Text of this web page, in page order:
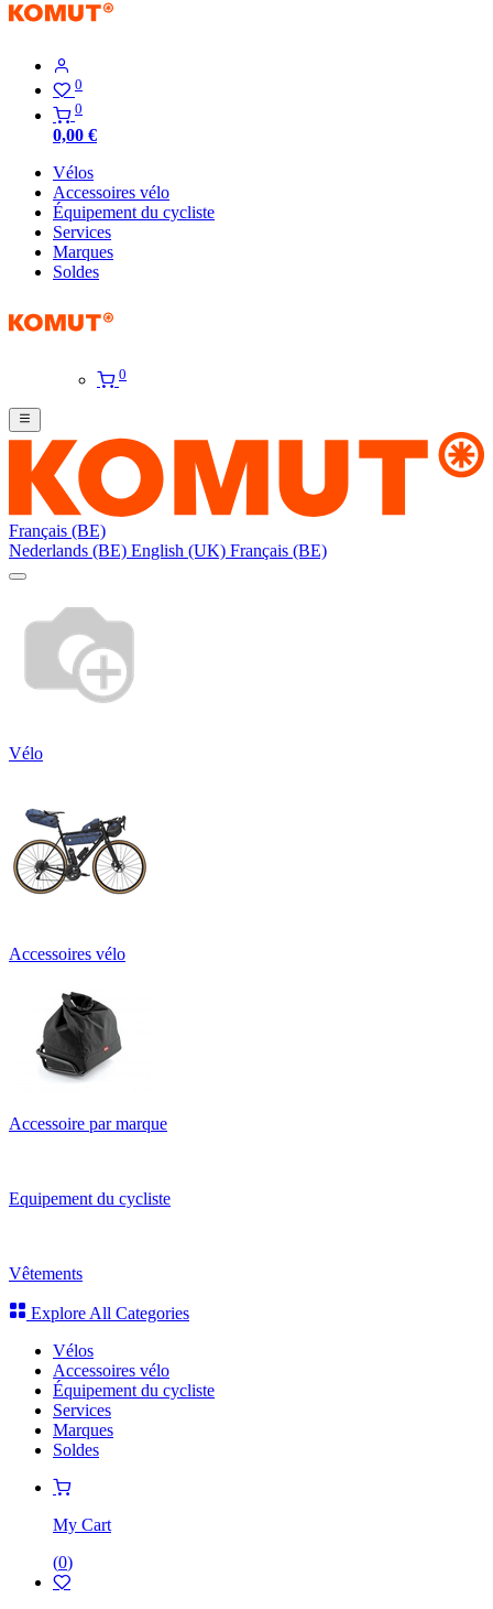
0
0
0,00 €
Vélos
Accessoires vélo
Équipement du cycliste
Services
Marques
Soldes
0
Français (BE)
Nederlands (BE) English (UK) Français (BE)
Vélo
Accessoires vélo
Accessoire par marque
Equipement du cycliste
Vêtements
Explore All Categories
Vélos
Accessoires vélo
Équipement du cycliste
Services
Marques
Soldes
My Cart
(0)